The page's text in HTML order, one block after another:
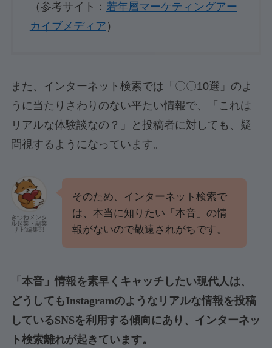
（参考サイト： 若年層マーケティングアー
カイブメディア ）
また、インターネット検索では「〇〇10選」のよ
うに当たりさわりのない平たい情報で、「これは
リアルな体験談なの？」と投稿者に対しても、疑
問視するようになっています。
きつねメンタ
ル起業・副業
ナビ編集部
そのため、インターネット検索で
は、本当に知りたい「本音」の情
報がないので敬遠されがちです。
「本音」情報を素早くキャッチしたい現代人は、
どうしてもInstagramのようなリアルな情報を投稿
しているSNSを利用する傾向にあり、インターネッ
ト検索離れが起きています。